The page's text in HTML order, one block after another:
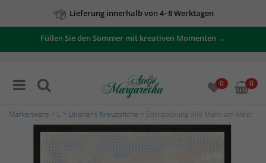
Lieferung innerhalb von 4–8 Werktagen
Füllen Sie den Sommer mit kreativen Momenten →
0 0
Markenware L Lindner's Kreuzstiche > Stickpackung Bild Mann am Meer